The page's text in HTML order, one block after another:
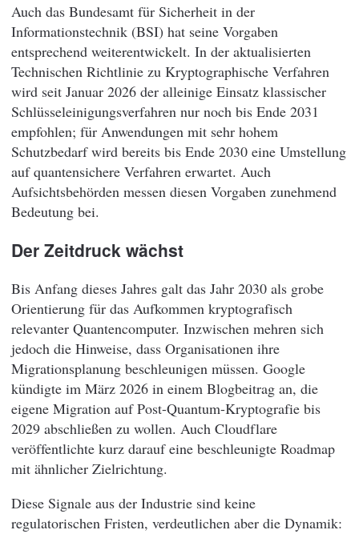
Auch das Bundesamt für Sicherheit in der
Informationstechnik (BSI) hat seine Vorgaben
entsprechend weiterentwickelt. In der aktualisierten
Technischen Richtlinie zu Kryptographische Verfahren
wird seit Januar 2026 der alleinige Einsatz klassischer
Schlüsseleinigungsverfahren nur noch bis Ende 2031
empfohlen; für Anwendungen mit sehr hohem
Schutzbedarf wird bereits bis Ende 2030 eine Umstellung
auf quantensichere Verfahren erwartet. Auch
Aufsichtsbehörden messen diesen Vorgaben zunehmend
Bedeutung bei.
Der Zeitdruck wächst
Bis Anfang dieses Jahres galt das Jahr 2030 als grobe
Orientierung für das Aufkommen kryptografisch
relevanter Quantencomputer. Inzwischen mehren sich
jedoch die Hinweise, dass Organisationen ihre
Migrationsplanung beschleunigen müssen. Google
kündigte im März 2026 in einem Blogbeitrag an, die
eigene Migration auf Post-Quantum-Kryptografie bis
2029 abschließen zu wollen. Auch Cloudflare
veröffentlichte kurz darauf eine beschleunigte Roadmap
mit ähnlicher Zielrichtung.
Diese Signale aus der Industrie sind keine
regulatorischen Fristen, verdeutlichen aber die Dynamik: